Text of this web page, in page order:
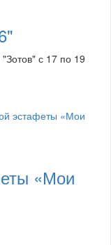
с 17 по 19
«Мои